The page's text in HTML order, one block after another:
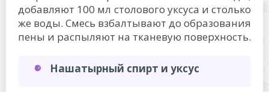
добавляют 100 мл столового уксуса и столько
же воды. Смесь взбалтывают до образования
пены и распыляют на тканевую поверхность.
Нашатырный спирт и уксус